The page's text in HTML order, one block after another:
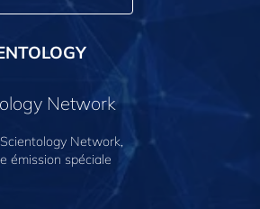
Network
Network,
émission spéciale